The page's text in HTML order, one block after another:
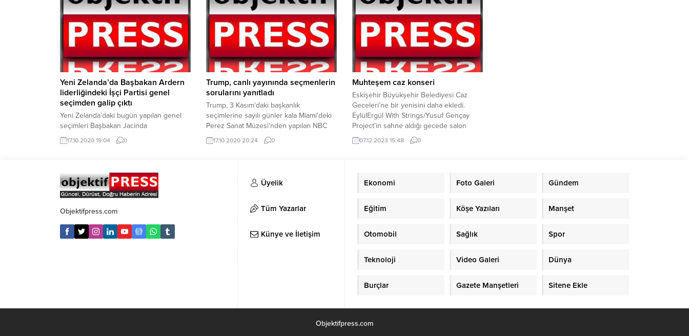
deplasmanında 58.dakikada Lerager
golüne engel olamayarak 1-0 yenilen
Galatasaray, Şampiyonlar ligine veda
ederek yoluna UEFA Avrupa liginde
devam edecek
sunulabilmesi için acil çağrı hatlarının
gereksiz yere meşgul edilmemesi ve
trafikteki...
Yeni Zelanda’da Başbakan Ardern
liderliğindeki İşçi Partisi genel
seçimden galip çıktı
Yeni Zelanda’daki bugün yapılan genel
seçimleri Başbakan Jacinda
Ardern liderliğindeki İşçi Partisi kazandı.
Sandıkların yüzde 96'sının ...
17.10.2020 19:04 0
Trump, canlı yayınında seçmenlerin
sorularını yanıtladı
Trump, 3 Kasım'daki başkanlık
seçimlerine sayılı günler kala Miami'deki
Perez Sanat Müzesi'nden yapılan NBC
canlı yayınında izleyicilerin ve sunucu
Savannah Guthrie'nin sorularını yanıtladı.
17.10.2020 20:24 0
Muhteşem caz konseri
Eskişehir Büyükşehir Belediyesi Caz
Geceleri’ne bir yenisini daha ekledi.
EylülErgül With Strings/Yusuf Gençay
Project’in sahne aldığı gecede salon
tamamen doldu,kapıda uzun kuyruklar
oluştu.Kontrbasta Anıl Deniz,
piyano ve vokalde ise Eylül Ergül’ün
Gençay’ın düzenlemelerini...
07.12.2023 15:48 0
Objektifpress.com
Üyelik
Tüm Yazarlar
Künye ve İletişim
Ekonomi Foto Galeri Gündem
Eğitim Köşe Yazıları Manşet
Otomobil Sağlık Spor
Teknoloji Video Galeri Dünya
Burçlar Gazete Manşetleri Sitene Ekle
Objektifpress.com